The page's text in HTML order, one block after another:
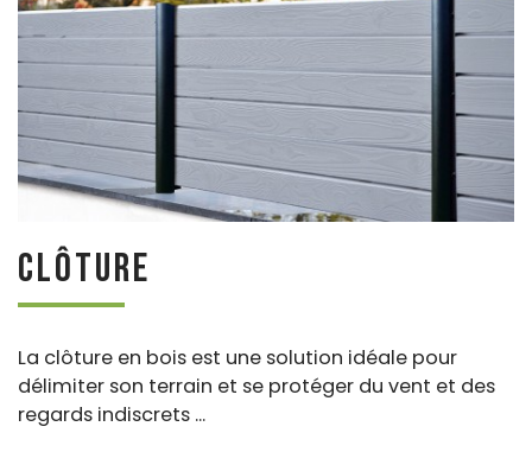
Clôture
La clôture en bois est une solution idéale pour
délimiter son terrain et se protéger du vent et des
regards indiscrets ...